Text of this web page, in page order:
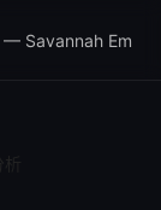
— Savannah Em